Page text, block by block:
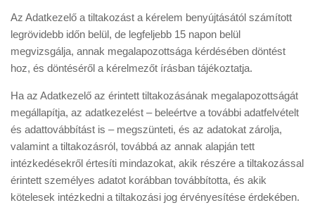
​Az Adatkezelő a tiltakozást a kérelem benyújtásától számított
legrövidebb időn belül, de legfeljebb 15 napon belül
megvizsgálja, annak megalapozottsága kérdésében döntést
hoz, és döntéséről a kérelmezőt írásban tájékoztatja.
​Ha az Adatkezelő az érintett tiltakozásának megalapozottságát
megállapítja, az adatkezelést – beleértve a további adatfelvételt
és adattovábbítást is – megszünteti, és az adatokat zárolja,
valamint a tiltakozásról, továbbá az annak alapján tett
intézkedésekről értesíti mindazokat, akik részére a tiltakozással
érintett személyes adatot korábban továbbította, és akik
kötelesek intézkedni a tiltakozási jog érvényesítése érdekében.